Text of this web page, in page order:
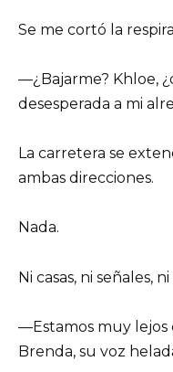
Se me cortó la
—¿Bajarme? Khloe,
desesperada a mi
La carretera se
ambas direcciones.
Nada.
Ni casas, ni señales, ni
—Estamos muy lejos
Brenda, su voz